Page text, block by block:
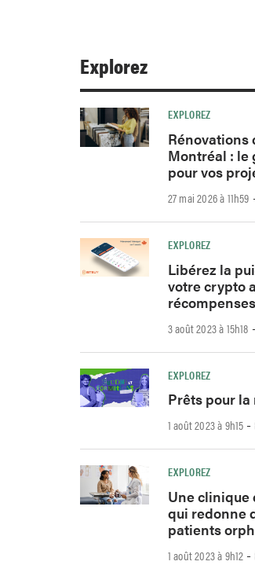
Explorez
EXPLOREZ
Rénovations
Montréal : le
pour vos
27 mai 2026 à 11h59
EXPLOREZ
Libérez la
votre crypto
3 août 2023 à 15h18
EXPLOREZ
Prêts pour
1 août 2023 à 9h15 -
EXPLOREZ
Une clinique
qui redonne
patients
1 août 2023 à 9h12 -